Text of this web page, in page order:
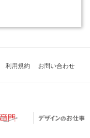
利用規約 お問い合わせ